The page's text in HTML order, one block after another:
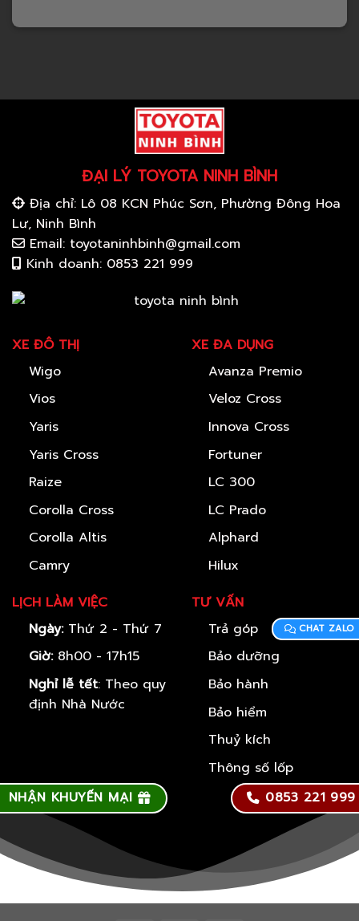
ĐẠI LÝ TOYOTA NINH BÌNH
Địa chỉ: Lô 08 KCN Phúc Sơn, Phường Đông Hoa
Lư, Ninh Bình
Email: toyotaninhbinh@gmail.com
Kinh doanh: 0853 221 999
XE ĐÔ THỊ
Wigo
Vios
Yaris
Yaris Cross
Raize
Corolla Cross
Corolla Altis
Camry
LỊCH LÀM VIỆC
Ngày:Thứ 2 - Thứ 7
Giờ:8h00 - 17h15
Nghỉ lễ tết: Theo quy
định Nhà Nước
XE ĐA DỤNG
Avanza Premio
Veloz Cross
Innova Cross
Fortuner
LC 300
LC Prado
Alphard
Hilux
TƯ VẤN
Trả góp
Bảo dưỡng
Bảo hành
Bảo hiểm
Thuỷ kích
Thông số lốp
0853 221 999
CHAT ZALO
NHẬN KHUYẾN MẠI